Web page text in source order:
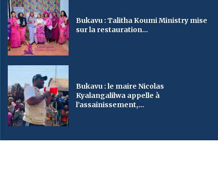
Bukavu : Talitha Koumi Ministry mise
sur la restauration...
Bukavu : le maire Nicolas
Kyalangalilwa appelle à
l’assainissement,...